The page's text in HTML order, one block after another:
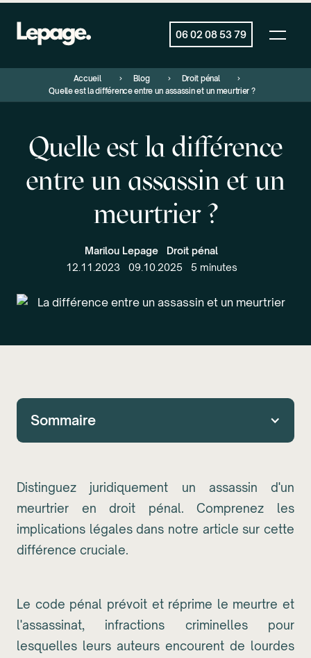
06 02 08 53 79
Accueil Blog
Droit pénal
Quelle est la différence entre un assassin et un meurtrier ?
Quelle est la différence
entre un assassin et un
meurtrier ?
Marilou Lepage
Droit pénal
12.11.2023
09.10.2025 5 minutes
Sommaire
Distinguez juridiquement un assassin d'un
meurtrier en droit pénal. Comprenez les
implications légales dans notre article sur cette
différence cruciale.
Le code pénal prévoit et réprime le meurtre et
l'assassinat, infractions criminelles pour
lesquelles leurs auteurs encourent de lourdes